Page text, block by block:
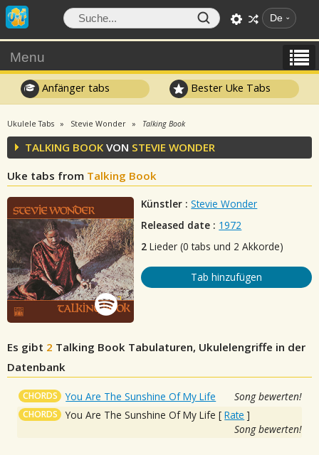
De
Menu
Anfänger tabs Bester Uke Tabs
Ukulele Tabs Stevie Wonder Talking Book
TALKING BOOK VON STEVIE WONDER
Uke tabs from Talking Book
Künstler : Stevie Wonder
Released date : 1972
2 Lieder (0 tabs und 2 Akkorde)
Tab hinzufügen
Es gibt 2 Talking Book Tabulaturen, Ukulelengriffe in der
Datenbank
CHORDS You Are The Sunshine Of My Life Song bewerten!
CHORDS You Are The Sunshine Of My Life [Rate ]
Song bewerten!